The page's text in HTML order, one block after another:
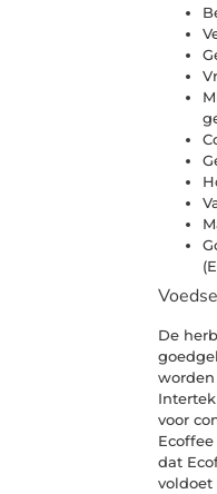
De
voor
dat
voldoet